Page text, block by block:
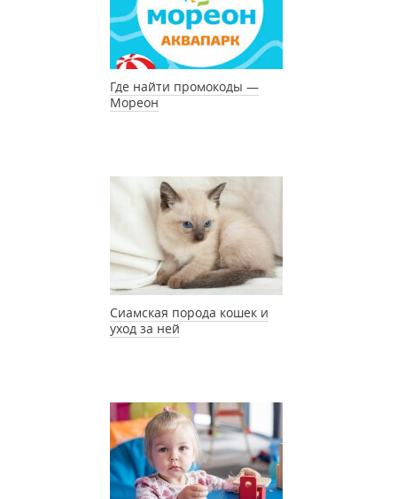
Где найти промокоды —
Мореон
Сиамская порода кошек и
уход за ней